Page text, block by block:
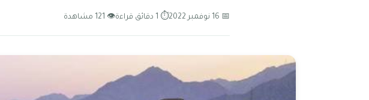
📅 16 نوفمبر 2022 ⏱ 1 دقائق قراءة 👁 121 مشاهدة